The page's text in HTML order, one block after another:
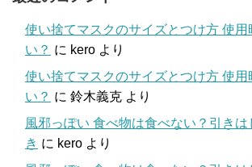
使い捨てマスクのサイズとつけ方 使用
い？ に kero より
使い捨てマスクのサイズとつけ方 使用
い？ に 鈴木義克 より
風邪っぽい 食べ物は食べない？引きは
き に kero より